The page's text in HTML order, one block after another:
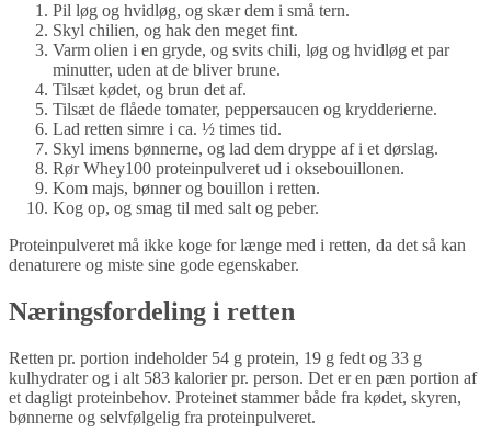
Pil løg og hvidløg, og skær dem i små tern.
Skyl chilien, og hak den meget fint.
Varm olien i en gryde, og svits chili, løg og hvidløg et par
minutter, uden at de bliver brune.
Tilsæt kødet, og brun det af.
Tilsæt de flåede tomater, peppersaucen og krydderierne.
Lad retten simre i ca. ½ times tid.
Skyl imens bønnerne, og lad dem dryppe af i et dørslag.
Rør Whey100 proteinpulveret ud i oksebouillonen.
Kom majs, bønner og bouillon i retten.
Kog op, og smag til med salt og peber.
Proteinpulveret må ikke koge for længe med i retten, da det så kan
denaturere og miste sine gode egenskaber.
Næringsfordeling i retten
Retten pr. portion indeholder 54 g protein, 19 g fedt og 33 g
kulhydrater og i alt 583 kalorier pr. person. Det er en pæn portion af
et dagligt proteinbehov. Proteinet stammer både fra kødet, skyren,
bønnerne og selvfølgelig fra proteinpulveret.